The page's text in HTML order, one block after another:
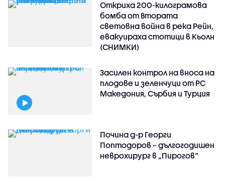
Откриха 200-килограмова
бомба от Втората
световна война в река Рейн,
евакуираха стотици в Кьолн
(СНИМКИ)
Засилен контрол на вноса на
плодове и зеленчуци от РС
Македония, Сърбия и Турция
Почина д-р Георги
Поптодоров – дългогодишен
неврохирург в „Пирогов“